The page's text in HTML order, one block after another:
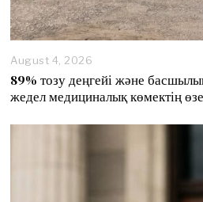
August 4, 2026
89% тозу деңгейі және
жедел медициналық көмектің